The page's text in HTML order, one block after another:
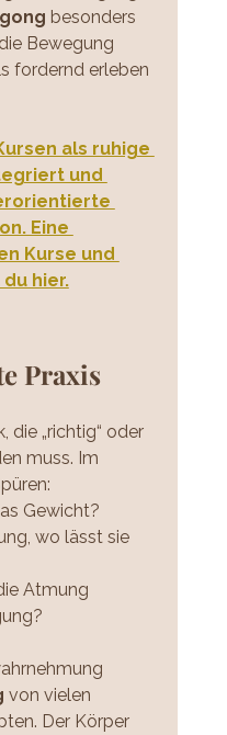
besonders
Bewegung
fordernd erleben
als ruhige
und
Eine
Kurse und
hier.
Praxis
die „richtig“ oder
muss. Im
Gewicht?
wo lässt sie
Atmung
von vielen
Der Körper